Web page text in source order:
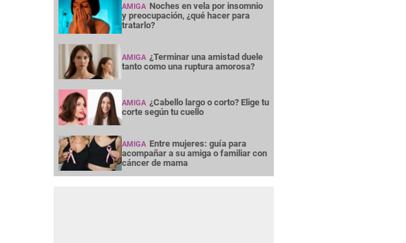
AMIGA Noches en vela por insomnio
y preocupación, ¿qué hacer para
tratarlo?
AMIGA ¿Terminar una amistad duele
tanto como una ruptura amorosa?
AMIGA ¿Cabello largo o corto? Elige tu
corte según tu cuello
AMIGA Entre mujeres: guía para
acompañar a su amiga o familiar con
cáncer de mama